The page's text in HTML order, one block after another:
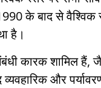
के बाद से
है।
कारक शामिल
और